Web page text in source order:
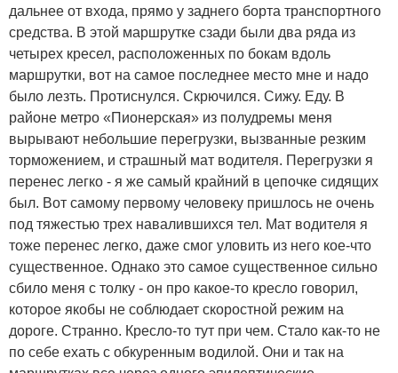
дальнее от входа, прямо у заднего борта транспортного
средства. В этой маршрутке сзади были два ряда из
четырех кресел, расположенных по бокам вдоль
маршрутки, вот на самое последнее место мне и надо
было лезть. Протиснулся. Скрючился. Сижу. Еду. В
районе метро «Пионерская» из полудремы меня
вырывают небольшие перегрузки, вызванные резким
торможением, и страшный мат водителя. Перегрузки я
перенес легко - я же самый крайний в цепочке сидящих
был. Вот самому первому человеку пришлось не очень
под тяжестью трех навалившихся тел. Мат водителя я
тоже перенес легко, даже смог уловить из него кое-что
существенное. Однако это самое существенное сильно
сбило меня с толку - он про какое-то кресло говорил,
которое якобы не соблюдает скоростной режим на
дороге. Странно. Кресло-то тут при чем. Стало как-то не
по себе ехать с обкуренным водилой. Они и так на